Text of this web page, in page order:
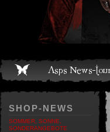
Live und Termine
SHOP-NEWS
SOMMER, SONNE,
SONDERANGEBOTE